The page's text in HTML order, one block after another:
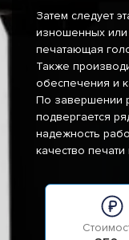
Затем следует
изношенных или
печатающая
Также
обеспечения и
По завершении
подвергается
надежность
качество печати